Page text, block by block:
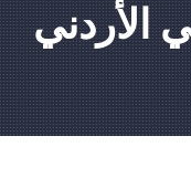
الأردني